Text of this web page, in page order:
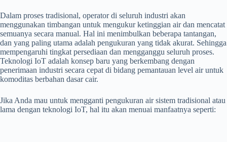
Dalam proses tradisional, operator di seluruh industri akan
menggunakan timbangan untuk mengukur ketinggian air dan mencatat
semuanya secara manual. Hal ini menimbulkan beberapa tantangan,
dan yang paling utama adalah pengukuran yang tidak akurat. Sehingga
mempengaruhi tingkat persediaan dan mengganggu seluruh proses.
Teknologi IoT adalah konsep baru yang berkembang dengan
penerimaan industri secara cepat di bidang pemantauan level air untuk
komoditas berbahan dasar cair.
Jika Anda mau untuk mengganti pengukuran air sistem tradisional atau
lama dengan teknologi IoT, hal itu akan menuai manfaatnya seperti: